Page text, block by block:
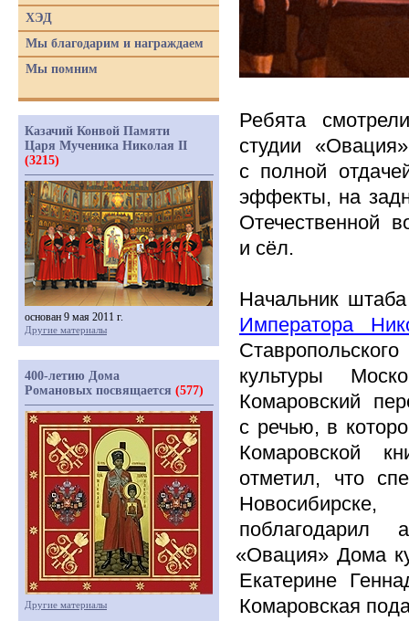
Ребята
студии
«Овация
с полной
эффекты, на
Отечественной
и сёл.
Начальник
Императора
культуры
Комаровский
с речью, в
Комаровской
отметил, что
поблагодарил
«Овация» Дома
Екатерине
Комаровская
ХЭД
Мы благодарим и награждаем
Мы помним
Казачий Конвой Памяти
Царя Мученика Николая II
(3215)
основан 9 мая 2011 г.
Другие материалы
400-летию Дома
Романовых посвящается (577)
Другие материалы